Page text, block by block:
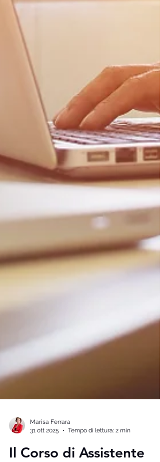
Marisa Ferrara
31 ott 2025
Tempo di lettura: 2 min